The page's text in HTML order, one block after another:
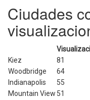
Ciudades
Kiez
81
Woodbridge
64
Indianapolis
55
Mountain View 51